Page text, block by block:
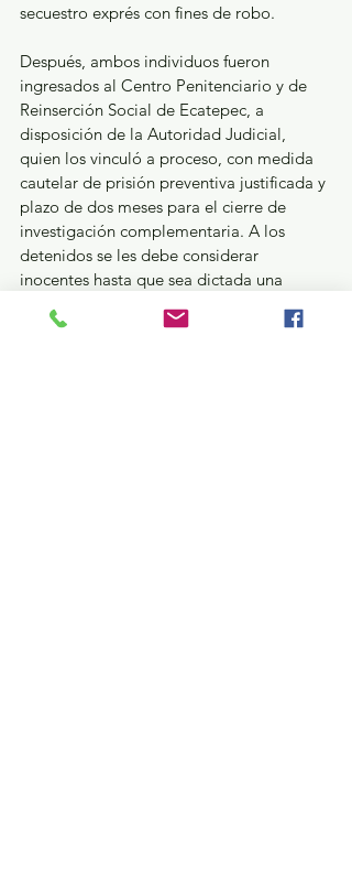
secuestro exprés con fines de robo.
Después, ambos individuos fueron
ingresados al Centro Penitenciario y de
Reinserción Social de Ecatepec, a
disposición de la Autoridad Judicial,
quien los vinculó a proceso, con medida
cautelar de prisión preventiva justificada y
plazo de dos meses para el cierre de
investigación complementaria. A los
detenidos se les debe considerar
inocentes hasta que sea dictada una